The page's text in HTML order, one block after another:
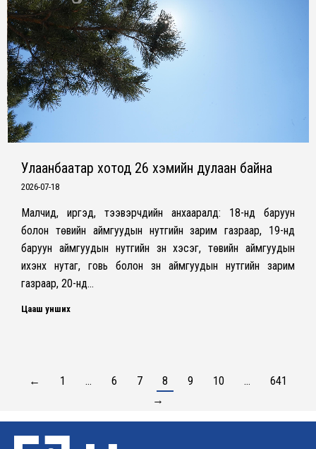
Улаанбаатар хотод 26 хэмийн дулаан байна
2026-07-18
Малчид, иргэд, тээвэрчдийн анхааралд: 18-нд баруун
болон төвийн аймгуудын нутгийн зарим газраар, 19-нд
баруун аймгуудын нутгийн зүүн хэсэг, төвийн аймгуудын
ихэнх нутаг, говь болон зүүн аймгуудын нутгийн зарим
газраар, 20-нд…
Цааш унших
← 1 … 6 7 8 9 10 …
641
→